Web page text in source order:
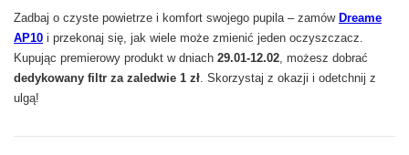
Zadbaj o czyste powietrze i komfort swojego pupila – zamów Dreame
AP10 i przekonaj się, jak wiele może zmienić jeden oczyszczacz.
Kupując premierowy produkt w dniach 29.01-12.02, możesz dobrać
dedykowany filtr za zaledwie 1 zł. Skorzystaj z okazji i odetchnij z
ulgą!